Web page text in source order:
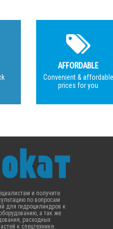
AFFORDABLE
Convenient & affordable
prices for you
и получите
по вопросам
для гидроцилиндров к
а так же
расходных
к спецтехнике.